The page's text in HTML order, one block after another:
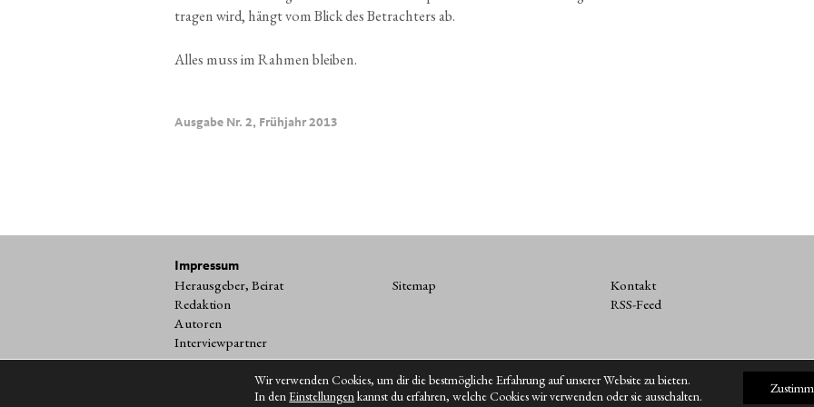
tra­gen wird, hängt vom Blick des Betrach­ters ab.
Alles muss im Rah­men bleiben.
Ausgabe Nr. 2, Frühjahr 2013
Impressum
Herausgeber, Beirat
Redaktion
Autoren
Interviewpartner
Sitemap
Kontakt
RSS-Feed
Wir verwenden Cookies, um dir die bestmögliche Erfahrung auf unserer Website zu bieten.
In denEinstellungenkannst du erfahren, welche Cookies wir verwenden oder sie ausschalten.